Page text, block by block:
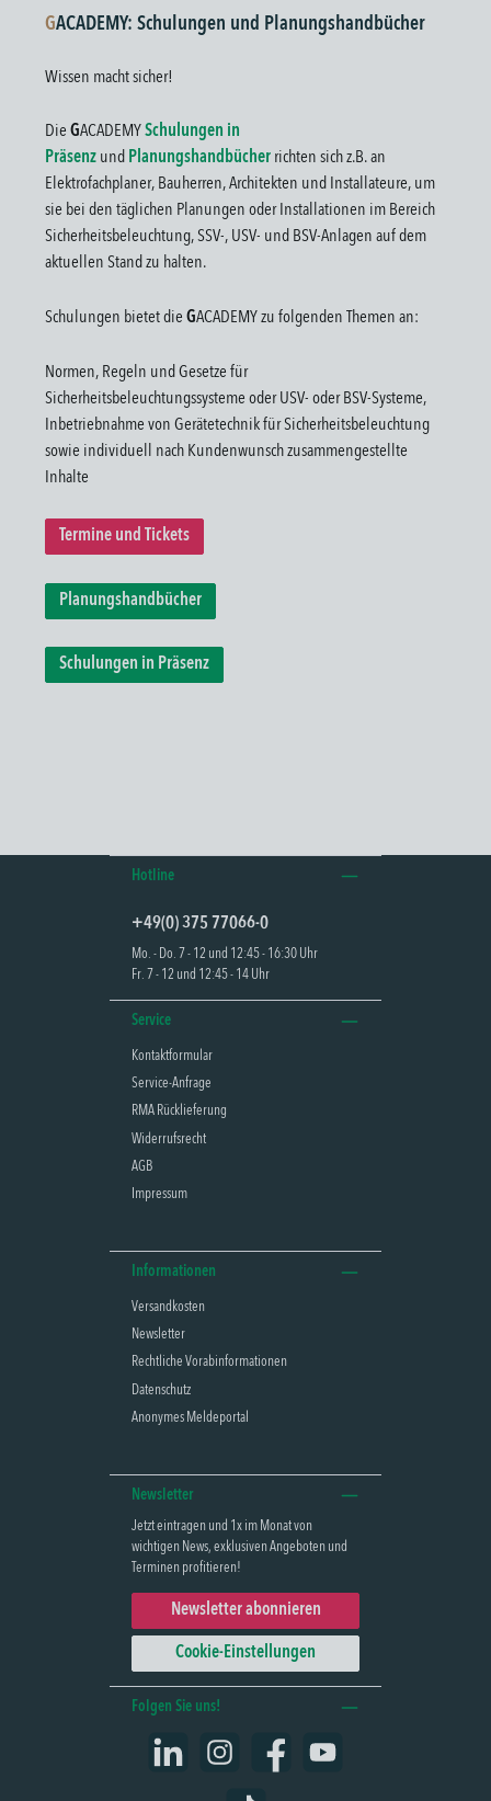
GACADEMY: Schulungen und Planungshandbücher
Wissen macht sicher!
Die GACADEMY Schulungen in
Präsenz und Planungshandbücher richten sich z.B. an
Elektrofachplaner, Bauherren, Architekten und Installateure, um
sie bei den täglichen Planungen oder Installationen im Bereich
Sicherheitsbeleuchtung, SSV-, USV- und BSV-Anlagen auf dem
aktuellen Stand zu halten.
Schulungen bietet die GACADEMY zu folgenden Themen an:
Normen, Regeln und Gesetze für
Sicherheitsbeleuchtungssysteme oder USV- oder BSV-Systeme,
Inbetriebnahme von Gerätetechnik für Sicherheitsbeleuchtung
sowie individuell nach Kundenwunsch zusammengestellte
Inhalte
Termine und Tickets
Planungshandbücher
Schulungen in Präsenz
Hotline
+49(0) 375 77066-0
Mo. - Do. 7 - 12 und 12:45 - 16:30 Uhr
Fr. 7 - 12 und 12:45 - 14 Uhr
Service
Kontaktformular
Service-Anfrage
RMA Rücklieferung
Widerrufsrecht
AGB
Impressum
Informationen
Versandkosten
Newsletter
Rechtliche Vorabinformationen
Datenschutz
Anonymes Meldeportal
Newsletter
Jetzt eintragen und 1x im Monat von
wichtigen News, exklusiven Angeboten und
Terminen profitieren!
Newsletter abonnieren
Cookie-Einstellungen
Folgen Sie uns!
Instagram Facebook YouTube